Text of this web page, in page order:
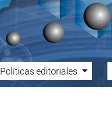
Políticas editoriales